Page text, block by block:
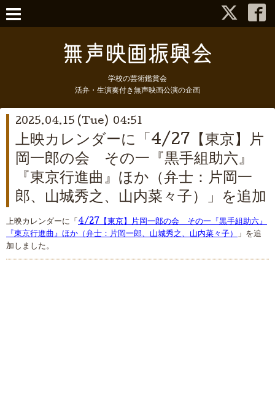
学校の芸術鑑賞会
活弁・生演奏付き無声映画公演の企画
2025.04.15 (Tue) 04:51
上映カレンダーに「4/27【東京】片
岡一郎の会 その一『黒手組助六』
『東京行進曲』ほか（弁士：片岡一
郎、山城秀之、山内菜々子）」を追加
上映カレンダーに「 4/27【東京】片岡一郎の会 その一『黒手組助六』
『東京行進曲』ほか（弁士：片岡一郎、山城秀之、山内菜々子） 」を追
加しました。